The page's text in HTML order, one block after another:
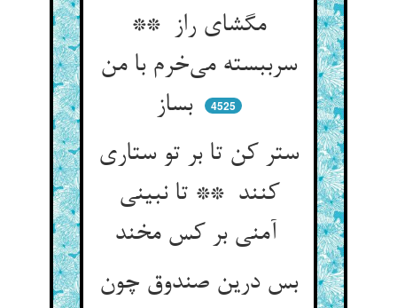
مگشای راز **
سرببسته می‌خرم با من
بساز
4525
ستر کن تا بر تو ستاری
کنند ** تا نبینی
بس درین صندوق چون